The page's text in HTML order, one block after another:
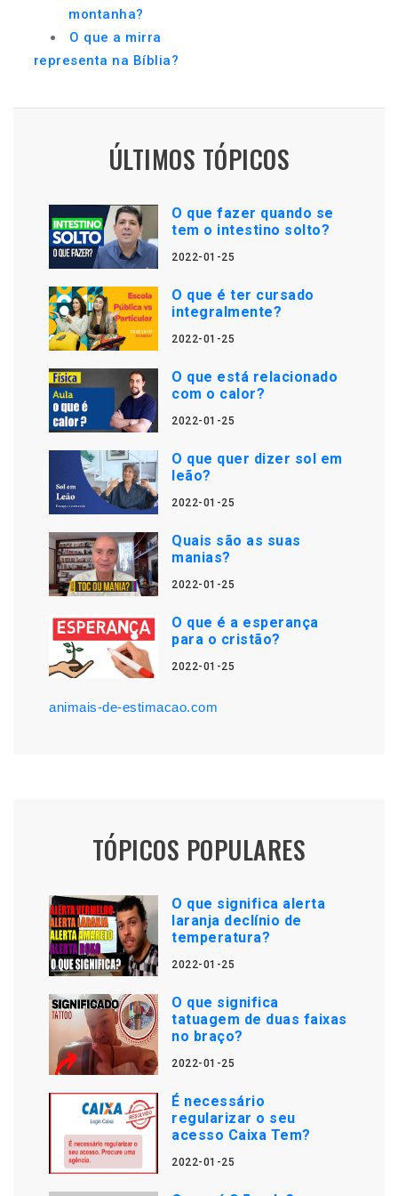
montanha?
O que a mirra
representa na Bíblia?
ÚLTIMOS TÓPICOS
O que fazer quando se
tem o intestino solto?
2022-01-25
O que é ter cursado
integralmente?
2022-01-25
O que está relacionado
com o calor?
2022-01-25
O que quer dizer sol em
leão?
2022-01-25
Quais são as suas
manias?
2022-01-25
O que é a esperança
para o cristão?
2022-01-25
animais-de-estimacao.com
TÓPICOS POPULARES
O que significa alerta
laranja declínio de
temperatura?
2022-01-25
O que significa
tatuagem de duas faixas
no braço?
2022-01-25
É necessário
regularizar o seu
acesso Caixa Tem?
2022-01-25